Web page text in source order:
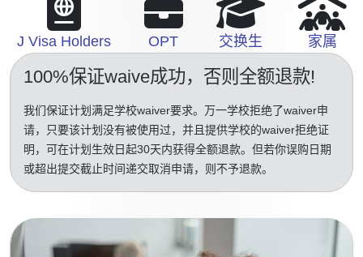
J Visa Holders OPT 交换生 家属
100%保证waive成功，否则全额退款!
我们保证计划满足学校waiver要求。万一学校拒绝了waiver申
请，只要该计划没有被使用过，并且提供学校的waiver拒绝证
明，可在计划生效日起30天内获得全额退款。但若你误购日期
或超出提交截止时间递交取消申请，则不予退款。